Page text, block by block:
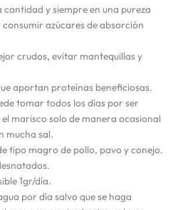
y siempre en una pureza
azúcares de absorción
crudos, evitar mantequillas y
aportan proteínas beneficiosas.
tomar todos los días por ser
marisco solo de manera ocasional
mucha sal.
tipo magro de pollo, pavo y conejo.
1gr/día.
por día salvo que se haga